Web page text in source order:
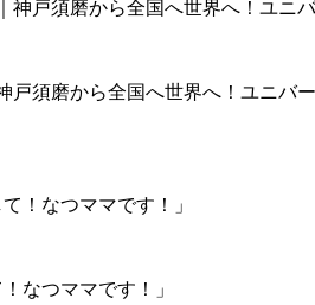
須磨から全国へ世界へ！ユニバ
なつママです！」